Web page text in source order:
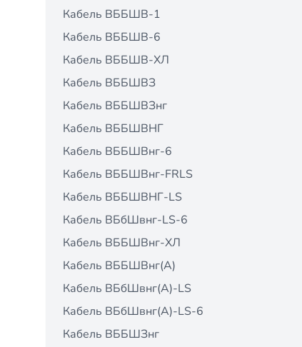
Кабель ВББШВ-1
Кабель ВББШВ-6
Кабель ВББШВ-ХЛ
Кабель ВББШВЗ
Кабель ВББШВЗнг
Кабель ВББШВНГ
Кабель ВББШВнг-6
Кабель ВББШВнг-FRLS
Кабель ВББШВНГ-LS
Кабель ВБбШвнг-LS-6
Кабель ВББШВнг-ХЛ
Кабель ВББШВнг(А)
Кабель ВБбШвнг(А)-LS
Кабель ВБбШвнг(А)-LS-6
Кабель ВББШЗнг